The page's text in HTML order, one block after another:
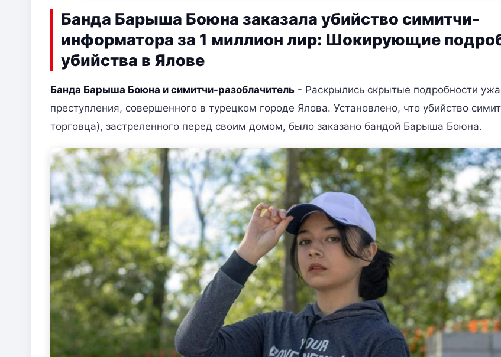
Банда Барыша Боюна заказала убийство симитчи-
информатора за 1 миллион лир: Шокирующие
убийства в Ялове
Банда Барыша Боюна и симитчи-разоблачитель - Раскрылись скрытые подробности
преступления, совершенного в турецком городе Ялова. Установлено, что убийство
торговца), застреленного перед своим домом, было заказано бандой Барыша Боюна.